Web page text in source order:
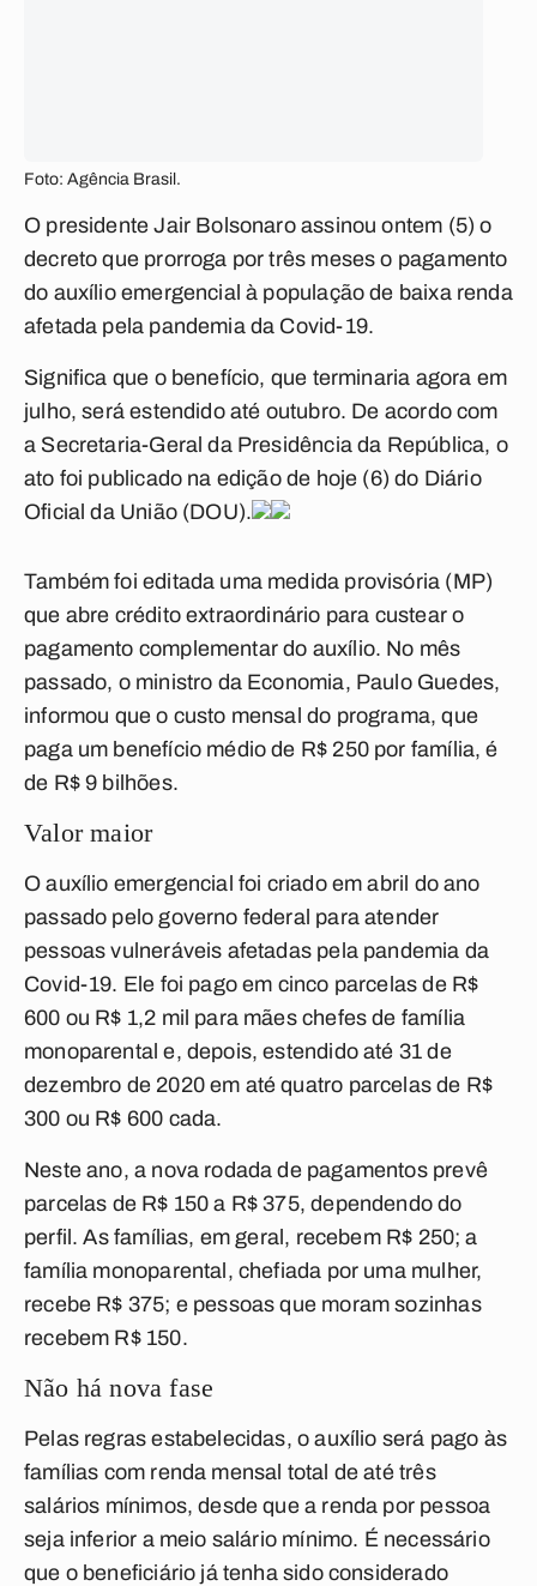
Foto: Agência Brasil.
O presidente Jair Bolsonaro assinou ontem (5) o
decreto que prorroga por três meses o pagamento
do auxílio emergencial à população de baixa renda
afetada pela pandemia da Covid-19.
Significa que o benefício, que terminaria agora em
julho, será estendido até outubro. De acordo com
a Secretaria-Geral da Presidência da República, o
ato foi publicado na edição de hoje (6) do Diário
Oficial da União (DOU).
Também foi editada uma medida provisória (MP)
que abre crédito extraordinário para custear o
pagamento complementar do auxílio. No mês
passado, o ministro da Economia, Paulo Guedes,
informou que o custo mensal do programa, que
paga um benefício médio de R$ 250 por família, é
de R$ 9 bilhões.
Valor maior
O auxílio emergencial foi criado em abril do ano
passado pelo governo federal para atender
pessoas vulneráveis afetadas pela pandemia da
Covid-19. Ele foi pago em cinco parcelas de R$
600 ou R$ 1,2 mil para mães chefes de família
monoparental e, depois, estendido até 31 de
dezembro de 2020 em até quatro parcelas de R$
300 ou R$ 600 cada.
Neste ano, a nova rodada de pagamentos prevê
parcelas de R$ 150 a R$ 375, dependendo do
perfil. As famílias, em geral, recebem R$ 250; a
família monoparental, chefiada por uma mulher,
recebe R$ 375; e pessoas que moram sozinhas
recebem R$ 150.
Não há nova fase
Pelas regras estabelecidas, o auxílio será pago às
famílias com renda mensal total de até três
salários mínimos, desde que a renda por pessoa
seja inferior a meio salário mínimo. É necessário
que o beneficiário já tenha sido considerado